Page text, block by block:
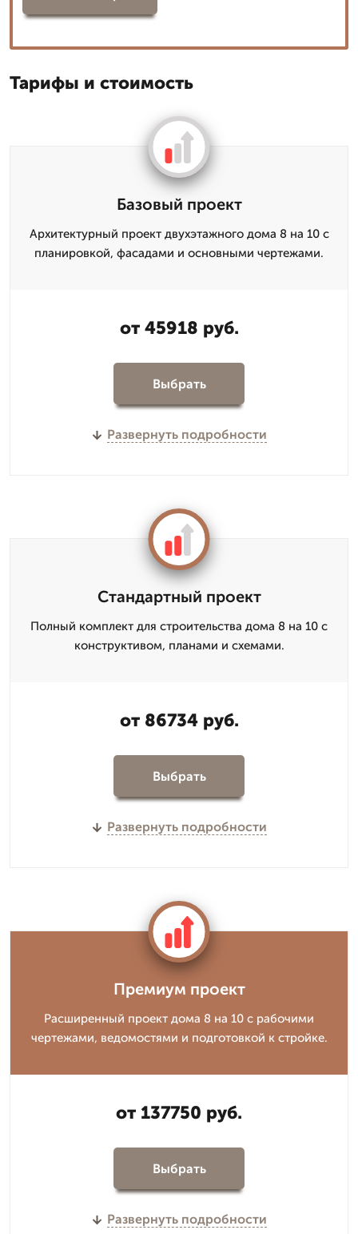
Тарифы и стоимость
Базовый проект
Архитектурный проект двухэтажного дома 8 на 10 с
планировкой, фасадами и основными чертежами.
от 45918 руб.
Выбрать
Развернуть подробности
Стандартный проект
Полный комплект для строительства дома 8 на 10 с
конструктивом, планами и схемами.
от 86734 руб.
Выбрать
Развернуть подробности
Премиум проект
Расширенный проект дома 8 на 10 с рабочими
чертежами, ведомостями и подготовкой к стройке.
от 137750 руб.
Выбрать
Развернуть подробности